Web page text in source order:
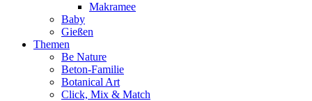
Makramee
Baby
Gießen
Themen
Be Nature
Beton-Familie
Botanical Art
Click, Mix & Match